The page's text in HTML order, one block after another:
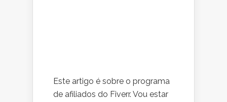
Este artigo é sobre o programa
de afiliados do Fiverr. Vou estar